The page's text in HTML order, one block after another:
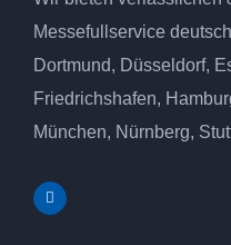
Messefullservice
Dortmund, Düsseldorf,
Friedrichshafen,
München, Nürnberg,